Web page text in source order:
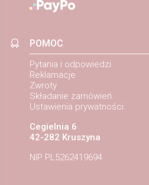
POMOC
Pytania i odpowiedzi
Reklamacje
Zwroty
Składanie zamówień
Ustawienia prywatności
Cegielnia 6
42-282 Kruszyna
NIP PL5262419694